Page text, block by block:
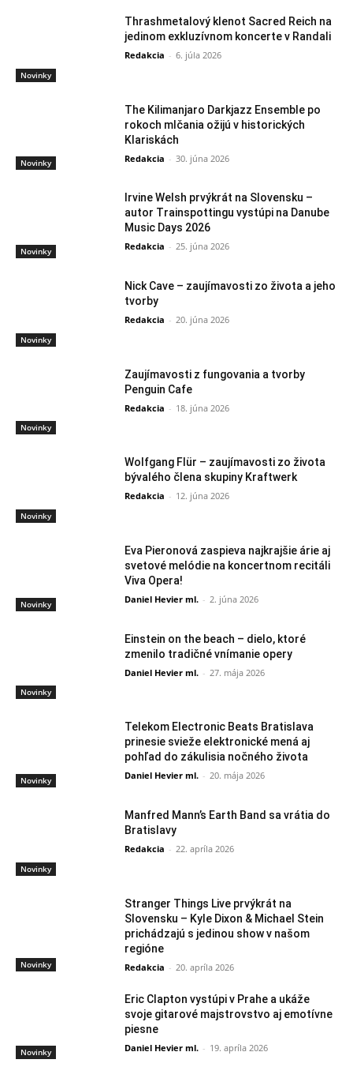
Novinky
Thrashmetalový klenot Sacred Reich na
jedinom exkluzívnom koncerte v Randali
Redakcia - 6. júla 2026
Novinky
The Kilimanjaro Darkjazz Ensemble po
rokoch mlčania ožijú v historických
Klariskách
Redakcia - 30. júna 2026
Novinky
Irvine Welsh prvýkrát na Slovensku –
autor Trainspottingu vystúpi na Danube
Music Days 2026
Redakcia - 25. júna 2026
Novinky
Nick Cave – zaujímavosti zo života a jeho
tvorby
Redakcia - 20. júna 2026
Novinky
Zaujímavosti z fungovania a tvorby
Penguin Cafe
Redakcia - 18. júna 2026
Novinky
Wolfgang Flür – zaujímavosti zo života
bývalého člena skupiny Kraftwerk
Redakcia - 12. júna 2026
Novinky
Eva Pieronová zaspieva najkrajšie árie aj
svetové melódie na koncertnom recitáli
Viva Opera!
Daniel Hevier ml. - 2. júna 2026
Novinky
Einstein on the beach – dielo, ktoré
zmenilo tradičné vnímanie opery
Daniel Hevier ml. - 27. mája 2026
Novinky
Telekom Electronic Beats Bratislava
prinesie svieže elektronické mená aj
pohľad do zákulisia nočného života
Daniel Hevier ml. - 20. mája 2026
Novinky
Manfred Mann’s Earth Band sa vrátia do
Bratislavy
Redakcia - 22. apríla 2026
Novinky
Stranger Things Live prvýkrát na
Slovensku – Kyle Dixon & Michael Stein
prichádzajú s jedinou show v našom
regióne
Redakcia - 20. apríla 2026
Novinky
Eric Clapton vystúpi v Prahe a ukáže
svoje gitarové majstrovstvo aj emotívne
piesne
Daniel Hevier ml. - 19. apríla 2026